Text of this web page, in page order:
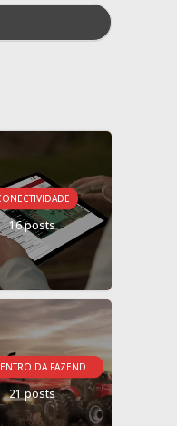
16 posts
21 posts